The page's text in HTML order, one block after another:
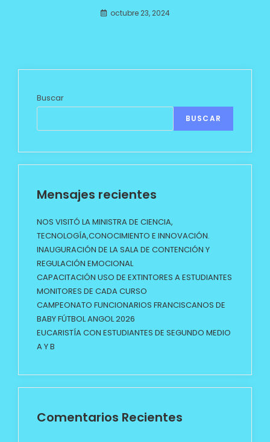
octubre 23, 2024
Buscar
BUSCAR
Mensajes recientes
NOS VISITÓ LA MINISTRA DE CIENCIA,
TECNOLOGÍA,CONOCIMIENTO E INNOVACIÓN.
INAUGURACIÓN DE LA SALA DE CONTENCIÓN Y
REGULACIÓN EMOCIONAL
CAPACITACIÓN USO DE EXTINTORES A ESTUDIANTES
MONITORES DE CADA CURSO
CAMPEONATO FUNCIONARIOS FRANCISCANOS DE
BABY FÚTBOL ANGOL 2026
EUCARISTÍA CON ESTUDIANTES DE SEGUNDO MEDIO
A Y B
Comentarios Recientes